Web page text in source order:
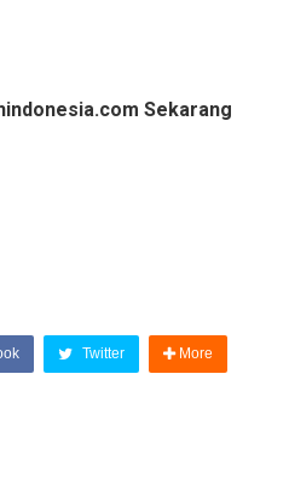
Sekarang
Twitter More